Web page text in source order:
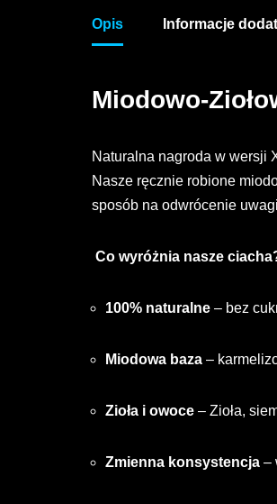
Opis Informacje
Miodowo-
Naturalna nagroda w wersji
Nasze ręcznie robione
sposób na odwrócenie
Co wyróżnia nasze
100% naturalne – bez
Miodowa baza –
Zioła i owoce – Zioła,
Zmienna konsystencja –